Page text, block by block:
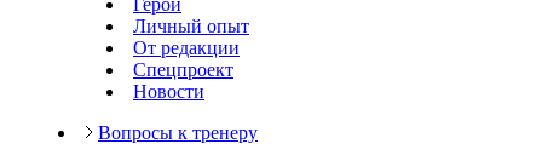
Личный опыт
От редакции
Спецпроект
Новости
Вопросы к тренеру